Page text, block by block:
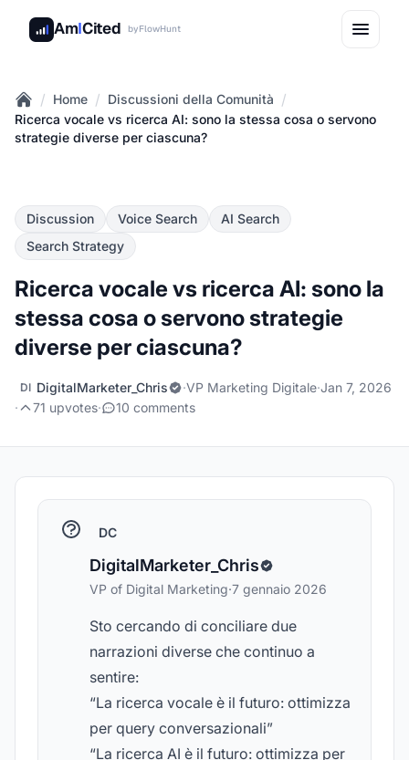
AmICited byFlowHunt
Home
/ Home / Discussioni della Comunità /
Ricerca vocale vs ricerca AI: sono la stessa cosa o servono
strategie diverse per ciascuna?
Discussion Voice Search
AI Search
Search Strategy
Ricerca vocale vs ricerca AI: sono la
stessa cosa o servono strategie
diverse per ciascuna?
DI DigitalMarketer_Chris ·VP Marketing Digitale·Jan 7, 2026
·
71 upvotes· 10 comments
DC
DigitalMarketer_Chris
VP of Digital Marketing·7 gennaio 2026
Sto cercando di conciliare due
narrazioni diverse che continuo a
sentire:
“La ricerca vocale è il futuro: ottimizza
per query conversazionali”
“La ricerca AI è il futuro: ottimizza per